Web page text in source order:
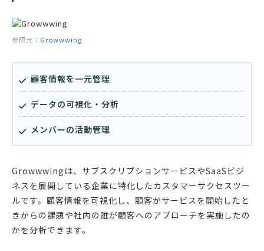
参照元： Growwwing
顧客情報を一元管理
データの可視化・分析
メンバーの活動管理
Growwwingは、サブスクリプションサービスやSaaSビジ
ネスを展開している企業に特化したカスタマーサクセスツー
ルです。顧客情報を可視化し、顧客がサービスを開始したと
きからの課題や社内の誰が顧客へのアプローチを実施したの
かを分析できます。